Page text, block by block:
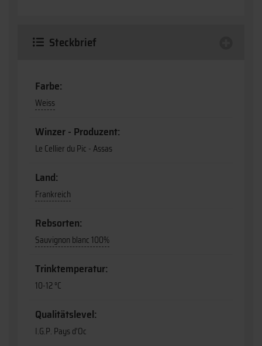
Steckbrief
Farbe:
Weiss
Winzer - Produzent:
Le Cellier du Pic - Assas
Land:
Frankreich
Rebsorten:
Sauvignon blanc 100%
Trinktemperatur:
10-12 °C
Qualitätslevel:
I.G.P. Pays d'Oc